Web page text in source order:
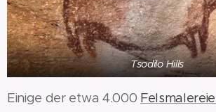
Tsodilo Hills
Einige der etwa 4.000